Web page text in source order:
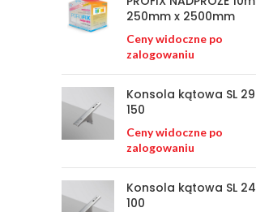
250mm x 2500mm
Ceny widoczne po
zalogowaniu
Konsola kątowa SL
150
Ceny widoczne po
zalogowaniu
Konsola kątowa SL
100